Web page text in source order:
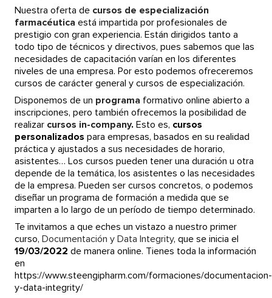
Nuestra oferta de cursos de especialización
farmacéutica está impartida por profesionales de
prestigio con gran experiencia. Están dirigidos tanto a
todo tipo de técnicos y directivos, pues sabemos que las
necesidades de capacitación varían en los diferentes
niveles de una empresa. Por esto podemos ofreceremos
cursos de carácter general y cursos de especialización.
Disponemos de un programa formativo online abierto a
inscripciones, pero también ofrecemos la posibilidad de
realizar cursos in-company. Esto es, cursos
personalizados para empresas, basados en su realidad
práctica y ajustados a sus necesidades de horario,
asistentes… Los cursos pueden tener una duración u otra
depende de la temática, los asistentes o las necesidades
de la empresa. Pueden ser cursos concretos, o podemos
diseñar un programa de formación a medida que se
imparten a lo largo de un período de tiempo determinado.
Te invitamos a que eches un vistazo a nuestro primer
curso, Documentación y Data Integrity, que se inicia el
19/03/2022 de manera online. Tienes toda la información
en
https://www.steengipharm.com/formaciones/documentacion-
y-data-integrity/